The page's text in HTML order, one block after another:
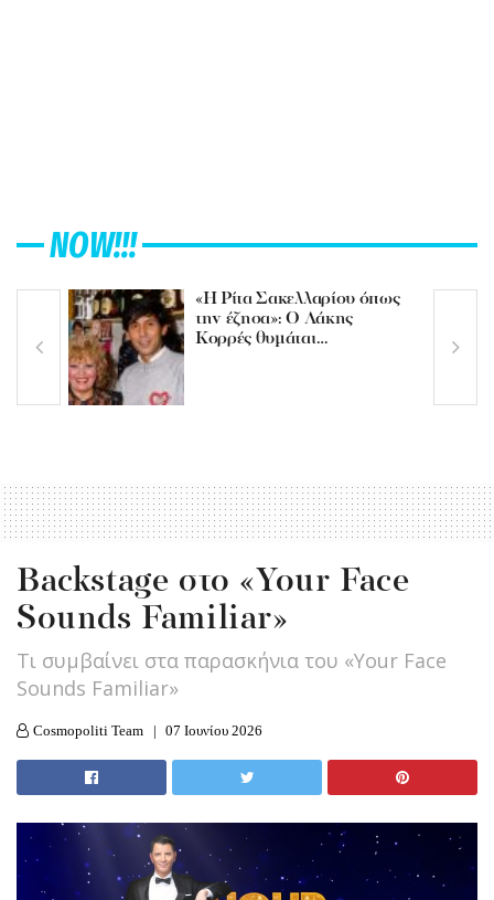
NOW!!!
«Η Ρίτα Σακελλαρίου όπως
την έζησα»: Ο Λάκης
Κορρές θυμάται…
Backstage στο «Your Face
Sounds Familiar»
Τι συμβαίνει στα παρασκήνια του «Your Face
Sounds Familiar»
Cosmopoliti Team 07 Ιουνίου 2026